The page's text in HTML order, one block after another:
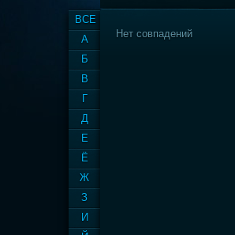
ВСЕ
А
Б
В
Г
Д
Е
Ё
Ж
З
И
Нет совпадений